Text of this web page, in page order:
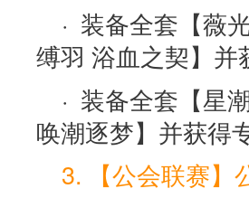
· 装备全套【薇
缚羽 浴血之契】
· 装备全套【星
唤潮逐梦】并获得
3. 【公会联赛】